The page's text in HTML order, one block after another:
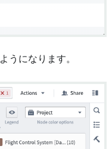
うになります。